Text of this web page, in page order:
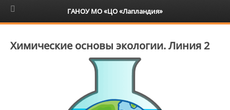
6+
Химические основы экологии. Линия 2
ГАНОУ МО «ЦО «Лапландия»